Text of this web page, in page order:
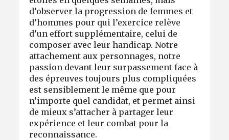
d’observer la progression de femmes et
d’hommes pour qui l’exercice relève
d’un effort supplémentaire, celui de
composer avec leur handicap. Notre
attachement aux personnages, notre
passion devant leur surpassement face à
des épreuves toujours plus compliquées
est sensiblement le même que pour
n’importe quel candidat, et permet ainsi
de mieux s’attacher à partager leur
expérience et leur combat pour la
reconnaissance.